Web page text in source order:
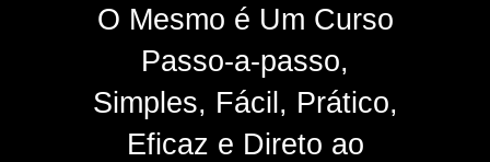
O Mesmo é Um Curso
Passo-a-passo,
Simples, Fácil, Prático,
Eficaz e Direto ao